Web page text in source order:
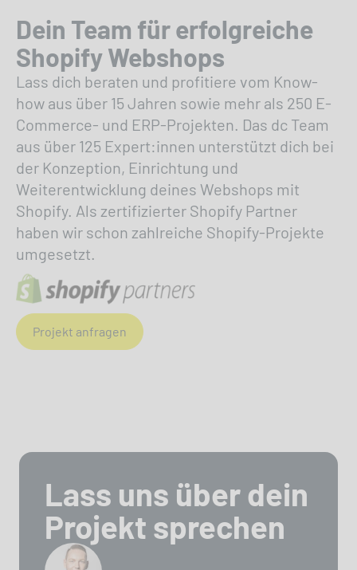
Dein Team für erfolgreiche
Shopify Webshops
Lass dich beraten und profitiere vom Know-
how aus über 15 Jahren sowie mehr als 250 E-
Commerce- und ERP-Projekten. Das dc Team
aus über 125 Expert:innen unterstützt dich bei
der Konzeption, Einrichtung und
Weiterentwicklung deines Webshops mit
Shopify. Als zertifizierter Shopify Partner
haben wir schon zahlreiche Shopify-Projekte
umgesetzt.
Projekt anfragen
Lass uns über dein
Projekt sprechen